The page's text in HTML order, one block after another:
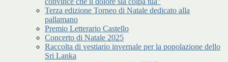
Terza edizione Torneo di Natale dedicato alla
pallamano
Premio Letterario Castello
Concerto di Natale 2025
Raccolta di vestiario invernale per la popolazione dello
Sri Lanka